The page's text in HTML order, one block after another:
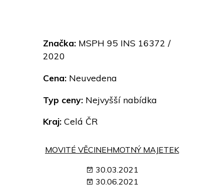
Značka: MSPH 95 INS 16372 /
2020
Cena: Neuvedena
Typ ceny: Nejvyšší nabídka
Kraj: Celá ČR
MOVITÉ VĚCINEHMOTNÝ MAJETEK
30.03.2021
30.06.2021